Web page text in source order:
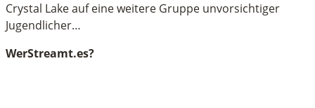
Crystal Lake auf eine weitere Gruppe unvorsichtiger
Jugendlicher…
WerStreamt.es?